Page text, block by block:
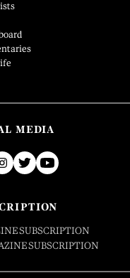
MEDIA
SUBSCRIPTION
SUBSCRIPTION